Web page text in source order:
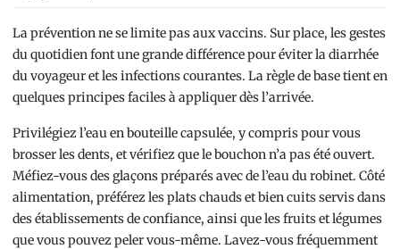
La prévention ne se limite pas aux vaccins. Sur place, les gestes
du quotidien font une grande différence pour éviter la diarrhée
du voyageur et les infections courantes. La règle de base tient en
quelques principes faciles à appliquer dès l’arrivée.
Privilégiez l’eau en bouteille capsulée, y compris pour vous
brosser les dents, et vérifiez que le bouchon n’a pas été ouvert.
Méfiez-vous des glaçons préparés avec de l’eau du robinet. Côté
alimentation, préférez les plats chauds et bien cuits servis dans
des établissements de confiance, ainsi que les fruits et légumes
que vous pouvez peler vous-même. Lavez-vous fréquemment